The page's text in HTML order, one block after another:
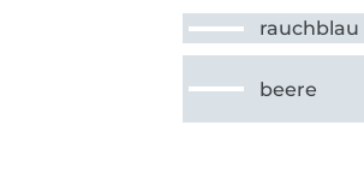
rauchblau
beere